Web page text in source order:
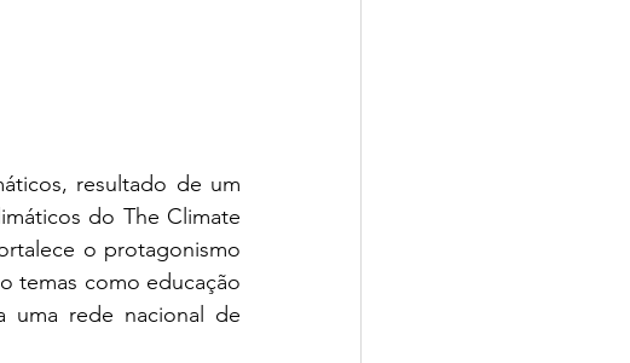
resultado de um
do The Climate
o protagonismo
temas como educação
uma rede nacional de